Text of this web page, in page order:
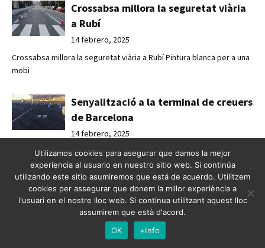
Crossabsa millora la seguretat viària
a Rubí
14 febrero, 2025
Crossabsa millora la seguretat viària a Rubí Pintura blanca per a una
mobi
Senyalització a la terminal de creuers
de Barcelona
14 febrero, 2025
Senyalització a la terminal de creuers de Barcelona Senyalització
vial per
Señalización en la terminal de
cruceros de Barcelona
14 febrero, 2025
Utilizamos cookies para asegurar que damos la mejor
experiencia al usuario en nuestro sitio web. Si continúa
utilizando este sitio asumiremos que está de acuerdo. Utilitzem
cookies per assegurar que donem la millor experiència a
l'usuari en el nostre lloc web. Si continua utilitzant aquest lloc
assumirem que està d'acord.
OK
+Info